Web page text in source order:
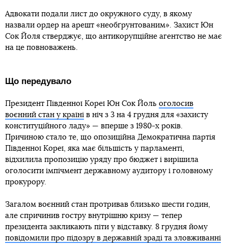
Адвокати подали лист до окружного суду, в якому
назвали ордер на арешт «необґрунтованим». Захист Юн
Сок Йоля стверджує, що антикорупційне агентство не має
на це повноважень.
Що передувало
Президент Південної Кореї Юн Сок Йоль оголосив
воєнний стан у країні в ніч з 3 на 4 грудня для «захисту
конституційного ладу» — вперше з 1980-х років.
Причиною стало те, що опозиційна Демократична партія
Південної Кореї, яка має більшість у парламенті,
відхилила пропозицію уряду про бюджет і вирішила
оголосити імпічмент державному аудитору і головному
прокурору.
Загалом воєнний стан протривав близько шести годин,
але спричинив гостру внутрішню кризу — тепер
президента закликають піти у відставку. 8 грудня йому
повідомили про підозру в державній зраді та зловживанні